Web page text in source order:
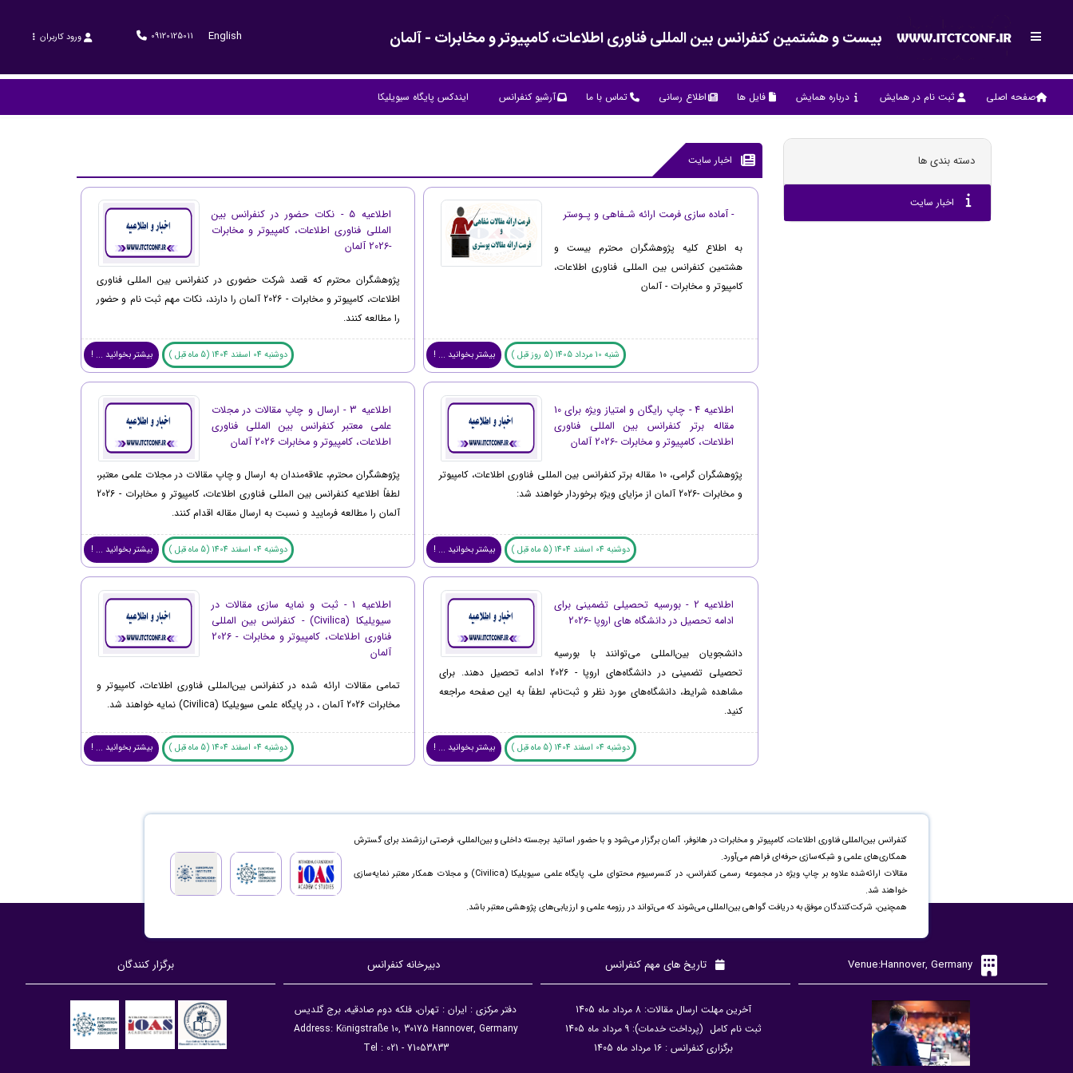
بیست و هشتمین کنفرانس بین المللی فناوری اطلاعات، کامپیوتر و مخابرات - آلمان English
09120125011 ورود کاربران
صفحه اصلی ثبت نام در همایش درباره همایش فایل ها اطلاع رسانی تماس با ما آرشیو کنفرانس ایندکس پایگاه سیویلیکا
دسته بندی ها
اخبار سایت
اخبار سایت
- آماده سازی فرمت ارائه شـفاهی و پـوستر
به اطلاع کلیه پژوهشگران محترم بیست و
هشتمین کنفرانس بین المللی فناوری اطلاعات،
کامپیوتر و مخابرات - آلمان
شنبه 10 مرداد 1405 (5 روز قبل ) بیشتر بخوانید ... !
اطلاعیه 5 - نکات حضور در کنفرانس بین
المللی فناوری اطلاعات، کامپیوتر و مخابرات
-2026 آلمان
پژوهشگران محترم که قصد شرکت حضوری در کنفرانس بین المللی فناوری
اطلاعات، کامپیوتر و مخابرات - 2026 آلمان را دارند، نکات مهم ثبت نام و حضور
را مطالعه کنند.
دوشنبه 04 اسفند 1404 (5 ماه قبل ) بیشتر بخوانید ... !
اطلاعیه 4 - چاپ رایگان و امتیاز ویژه برای 10
مقاله برتر کنفرانس بین المللی فناوری
اطلاعات، کامپیوتر و مخابرات -2026 آلمان
پژوهشگران گرامی، ۱۰ مقاله برتر کنفرانس بین المللی فناوری اطلاعات، کامپیوتر
و مخابرات -2026 آلمان از مزایای ویژه برخوردار خواهند شد:
دوشنبه 04 اسفند 1404 (5 ماه قبل ) بیشتر بخوانید ... !
اطلاعیه 3 - ارسال و چاپ مقالات در مجلات
علمی معتبر کنفرانس بین المللی فناوری
اطلاعات، کامپیوتر و مخابرات 2026 آلمان
پژوهشگران محترم، علاقه‌مندان به ارسال و چاپ مقالات در مجلات علمی معتبر،
لطفاً اطلاعیه کنفرانس بین المللی فناوری اطلاعات، کامپیوتر و مخابرات - 2026
آلمان را مطالعه فرمایید و نسبت به ارسال مقاله اقدام کنند.
دوشنبه 04 اسفند 1404 (5 ماه قبل ) بیشتر بخوانید ... !
اطلاعیه 2 - بورسیه تحصیلی تضمینی برای
ادامه تحصیل در دانشگاه های اروپا -2026
دانشجویان بین‌المللی می‌توانند با بورسیه
تحصیلی تضمینی در دانشگاه‌های اروپا - 2026 ادامه تحصیل دهند. برای
مشاهده شرایط، دانشگاه‌های مورد نظر و ثبت‌نام، لطفاً به این صفحه مراجعه
کنید.
دوشنبه 04 اسفند 1404 (5 ماه قبل ) بیشتر بخوانید ... !
اطلاعیه 1 - ثبت و نمایه سازی مقالات در
سیویلیکا (Civilica) - کنفرانس بین المللی
فناوری اطلاعات، کامپیوتر و مخابرات - 2026
آلمان
تمامی مقالات ارائه شده در کنفرانس بین‌المللی فناوری اطلاعات، کامپیوتر و
مخابرات 2026 آلمان ، در پایگاه علمی سیویلیکا (Civilica) نمایه خواهند شد.
دوشنبه 04 اسفند 1404 (5 ماه قبل ) بیشتر بخوانید ... !
کنفرانس بین‌المللی فناوری اطلاعات، کامپیوتر و مخابرات در هانوفر، آلمان برگزار می‌شود و با حضور اساتید برجسته داخلی و بین‌المللی، فرصتی ارزشمند برای گسترش
همکاری‌های علمی و شبکه‌سازی حرفه‌ای فراهم می‌آورد.
مقالات ارائه‌شده علاوه بر چاپ ویژه در مجموعه رسمی کنفرانس، در کنسرسیوم محتوای ملی، پایگاه علمی سیویلیکا (Civilica) و مجلات همکار معتبر نمایه‌سازی
خواهند شد.
همچنین، شرکت‌کنندگان موفق به دریافت گواهی بین‌المللی می‌شوند که می‌تواند در رزومه علمی و ارزیابی‌های پژوهشی معتبر باشد.
Venue:Hannover, Germany تاریخ های مهم کنفرانس
آخرین مهلت ارسال مقالات: 8 مرداد ماه 1405
ثبت نام کامل (پرداخت خدمات): 9 مرداد ماه 1405
برگزاری کنفرانس : 16 مرداد ماه 1405
دبیرخانه کنفرانس
دفتر مرکزی : ایران : تهران، فلکه دوم صادقیه، برج گلدیس
Address: Königstraße 10, 30175 Hannover, Germany
Tel : 021 - 71053833
برگزار کنندگان